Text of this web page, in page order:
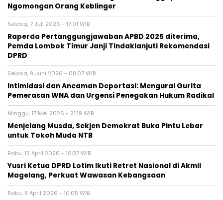
Ngomongan Orang Keblinger
Selasa, 7 Juli 2026 - 17:01 WIB
Raperda Pertanggungjawaban APBD 2025 diterima,
Pemda Lombok Timur Janji Tindaklanjuti Rekomendasi
DPRD
Selasa, 9 Juni 2026 - 08:07 WIB
Intimidasi dan Ancaman Deportasi: Mengurai Gurita
Pemerasan WNA dan Urgensi Penegakan Hukum Radikal
Minggu, 17 Mei 2026 - 21:19 WIB
Menjelang Musda, Sekjen Demokrat Buka Pintu Lebar
untuk Tokoh Muda NTB
Rabu, 15 April 2026 - 16:37 WIB
Yusri Ketua DPRD Lotim Ikuti Retret Nasional di Akmil
Magelang, Perkuat Wawasan Kebangsaan
Rabu, 8 April 2026 - 10:05 WIB